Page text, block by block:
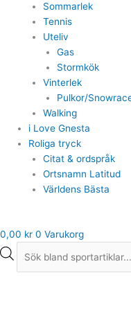
Sommarlek
Tennis
Uteliv
Gas
Stormkök
Vinterlek
Pulkor/
Walking
i Love Gnesta
Roliga tryck
Citat & ordspråk
Ortsnamn Latitud
Världens Bästa
0,00 kr 0 Varukorg